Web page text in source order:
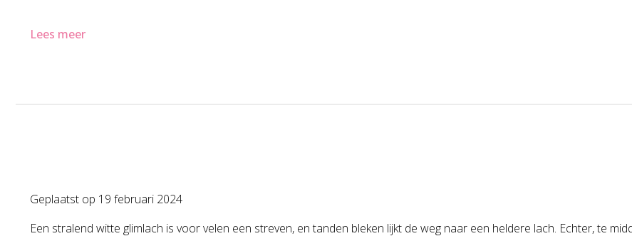
Lees meer
Geplaatst op 19 februari 2024
Een stralend witte glimlach is voor velen een streven, en tanden bleken lijkt de weg naar een heldere lach. Echter, te